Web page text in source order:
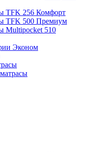
TFK 256 Комфорт
TFK 500 Премиум
Multipocket 510
Эконом